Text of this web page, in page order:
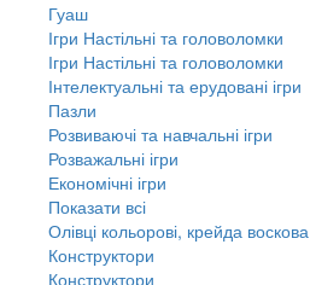
Гуаш
Ігри Настільні та головоломки
Ігри Настільні та головоломки
Інтелектуальні та ерудовані ігри
Пазли
Розвиваючі та навчальні ігри
Розважальні ігри
Економічні ігри
Показати всі
Олівці кольорові, крейда воскова
Конструктори
Конструктори